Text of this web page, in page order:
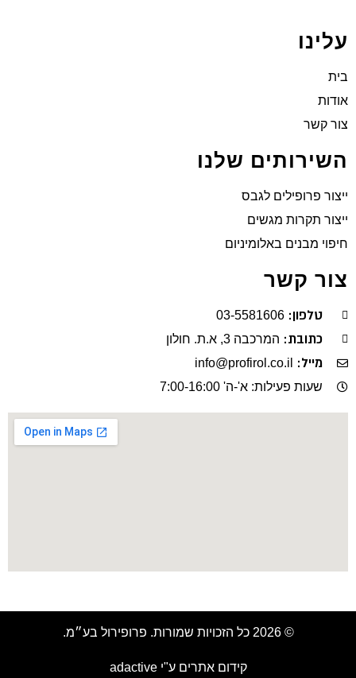
עלינו
בית
אודות
צור קשר
השירותים שלנו
ייצור פרופילים לגבס
ייצור תקרות מגשים
חיפוי מבנים באלומיניום
צור קשר
טלפון: 03-5581606
כתובת: המרכבה 3, א.ת. חולון
מייל:
שעות פעילות: א'-ה' 7:00-16:00
© 2026 כל הזכויות שמורות. פרופירול בע״מ.​
קידום אתרים ע"י adactive